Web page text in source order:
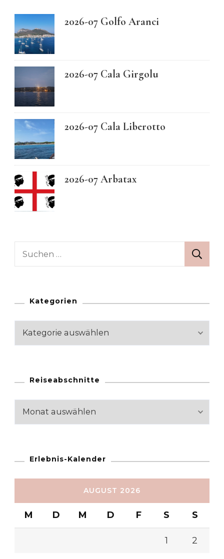
2026-07 Golfo Aranci
2026-07 Cala Girgolu
2026-07 Cala Liberotto
2026-07 Arbatax
Suchen
Kategorien
Kategorien
Reiseabschnitte
Reiseabschnitte
Erlebnis-Kalender
AUGUST 2026
M D M D F S S
1 2